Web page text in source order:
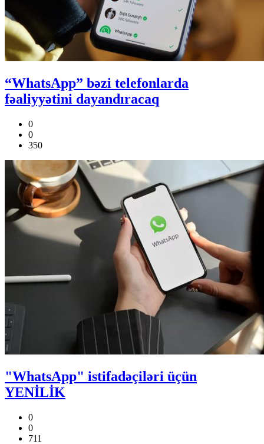
“WhatsApp” bəzi telefonlarda
fəaliyyətini dayandıracaq
0
0
350
"WhatsApp" istifadəçiləri üçün
YENİLİK
0
0
711